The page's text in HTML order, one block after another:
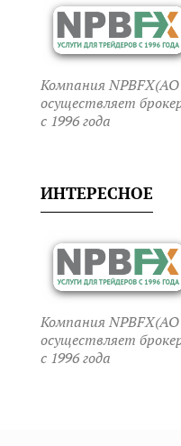
Компания
осуществляет
c 1996 года
ИНТЕРЕСНОЕ
Компания
осуществляет
c 1996 года